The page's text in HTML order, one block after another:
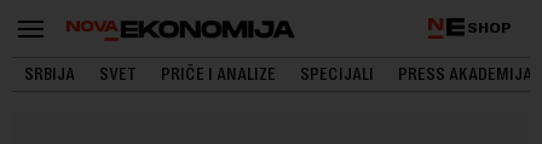
SHOP
SRBIJA SVET PRIČE I ANALIZE SPECIJALI PRESS AKADEMIJA